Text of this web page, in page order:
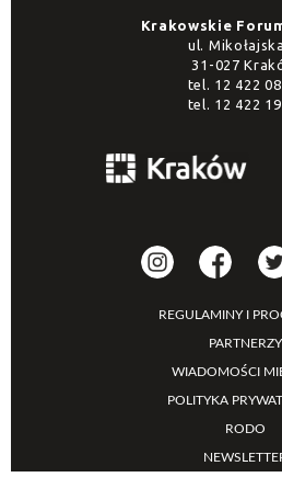
Krakowskie
ul.
31-027
tel. 12 422
tel. 12 422
REGULAMINY I
PARTNERZY
WIADOMOŚCI
POLITYKA
RODO